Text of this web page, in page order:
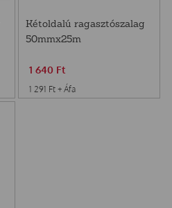
Kétoldalú ragasztószalag
50mmx25m
1 640 Ft
1 291 Ft + Áfa